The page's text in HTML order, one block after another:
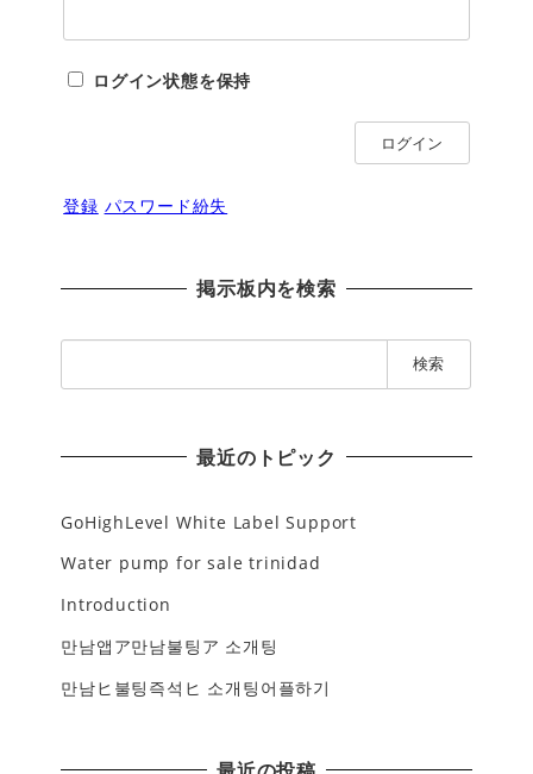
ログイン状態を保持
ログイン
登録 パスワード紛失
掲示板内を検索
索
最近のトピック
GoHighLevel White Label Support
Water pump for sale trinidad
Introduction
만남앱ア만남불팅ア 소개팅
만남ヒ불팅즉석ヒ 소개팅어플하기